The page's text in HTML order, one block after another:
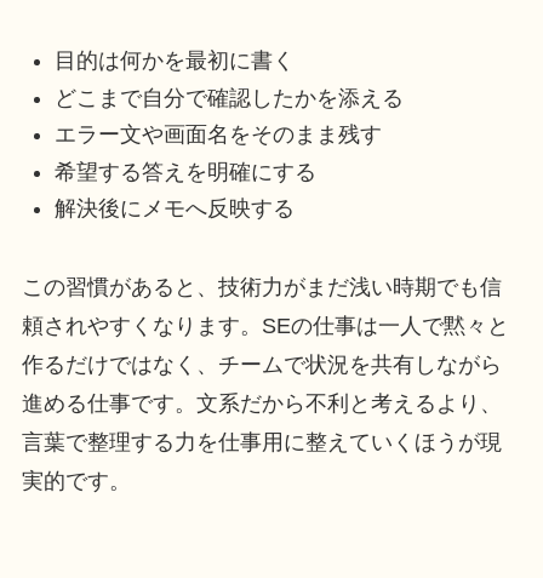
目的は何かを最初に書く
どこまで自分で確認したかを添える
エラー文や画面名をそのまま残す
希望する答えを明確にする
解決後にメモへ反映する
この習慣があると、技術力がまだ浅い時期でも信
頼されやすくなります。SEの仕事は一人で黙々と
作るだけではなく、チームで状況を共有しながら
進める仕事です。文系だから不利と考えるより、
言葉で整理する力を仕事用に整えていくほうが現
実的です。